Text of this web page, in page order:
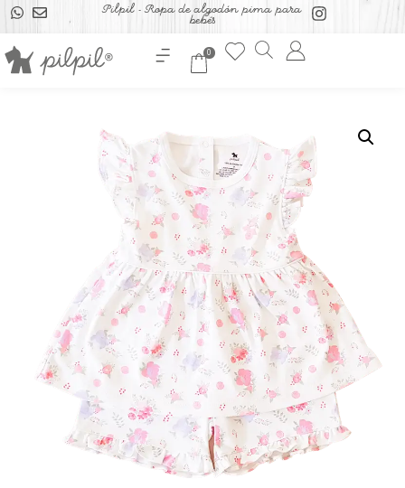
Pilpil - Ropa de algodón pima para
bebés
0